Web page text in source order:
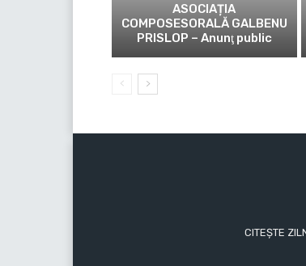
ASOCIAȚIA
COMPOSESORALĂ GALBENU
PRISLOP – Anunţ public
CITEȘTE